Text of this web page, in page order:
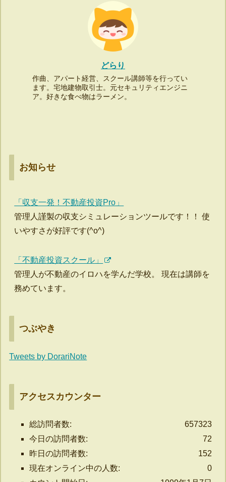
どらり
作曲、アパート経営、スクール講師等を行ってい
ます。宅地建物取引士。元セキュリティエンジニ
ア。好きな食べ物はラーメン。
お知らせ
「収支一発！不動産投資Pro」
管理人謹製の収支シミュレーションツールです！！ 使
いやすさが好評です(^o^)
「不動産投資スクール」
管理人が不動産のイロハを学んだ学校。 現在は講師を
務めています。
つぶやき
Tweets by DorariNote
アクセスカウンター
657323
総訪問者数:
72
今日の訪問者数:
152
昨日の訪問者数:
0
現在オンライン中の人数: